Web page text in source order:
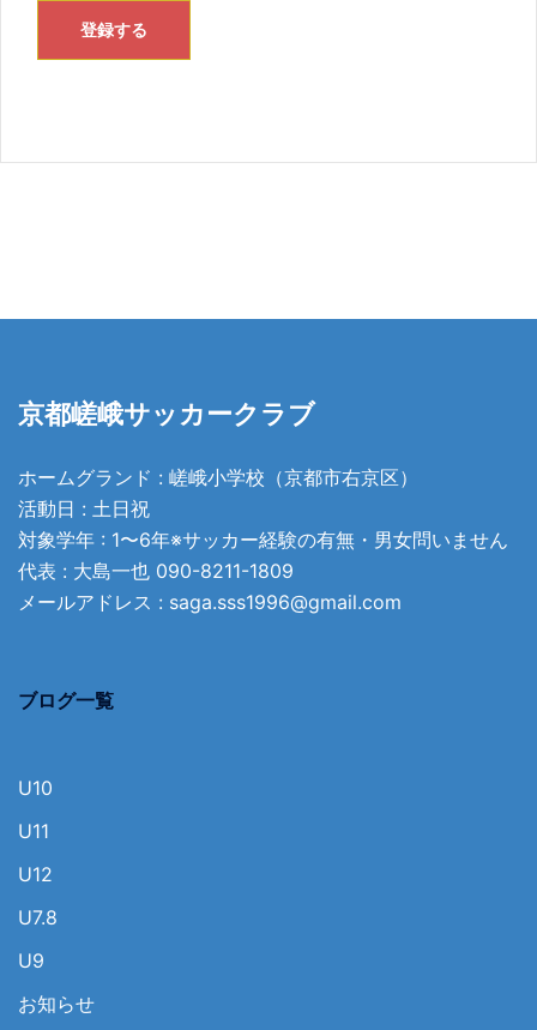
ド
登録する
京都嵯峨サッカークラブ
ホームグランド : 嵯峨小学校（京都市右京区）
活動日 : 土日祝
対象学年 : 1〜6年※サッカー経験の有無・男女問いません
代表 : 大島一也 090-8211-1809
メールアドレス : saga.sss1996@gmail.com
ブログ一覧
U10
U11
U12
U7.8
U9
お知らせ